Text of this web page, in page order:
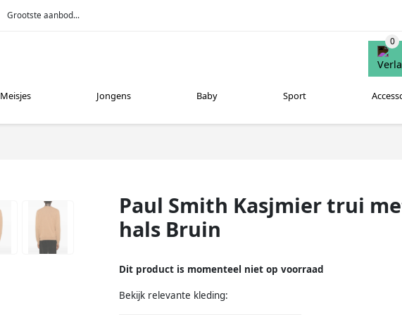
Grootste aanbod...
Meisjes Jongens Baby Sport
Paul Smith Kasjmier trui
hals Bruin
Dit product is momenteel niet op voorraad
Bekijk relevante kleding: